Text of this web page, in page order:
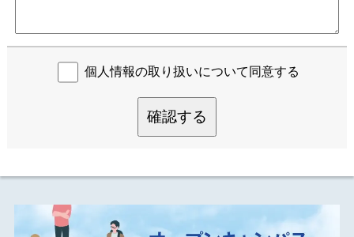
個人情報の取り扱いについて同意する
確認する